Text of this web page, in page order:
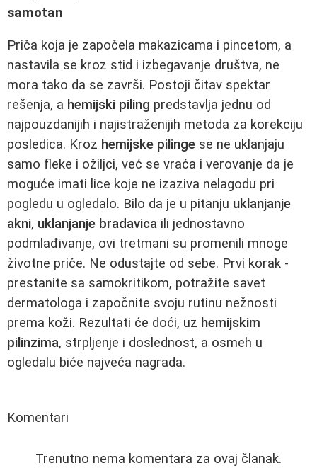
samotan
Priča koja je započela makazicama i pincetom, a
nastavila se kroz stid i izbegavanje društva, ne
mora tako da se završi. Postoji čitav spektar
rešenja, a hemijski piling predstavlja jednu od
najpouzdanijih i najistraženijih metoda za korekciju
posledica. Kroz hemijske pilinge se ne uklanjaju
samo fleke i ožiljci, već se vraća i verovanje da je
moguće imati lice koje ne izaziva nelagodu pri
pogledu u ogledalo. Bilo da je u pitanju uklanjanje
akni, uklanjanje bradavica ili jednostavno
podmlađivanje, ovi tretmani su promenili mnoge
životne priče. Ne odustajte od sebe. Prvi korak -
prestanite sa samokritikom, potražite savet
dermatologa i započnite svoju rutinu nežnosti
prema koži. Rezultati će doći, uz hemijskim
pilinzima, strpljenje i doslednost, a osmeh u
ogledalu biće najveća nagrada.
Komentari
Trenutno nema komentara za ovaj članak.